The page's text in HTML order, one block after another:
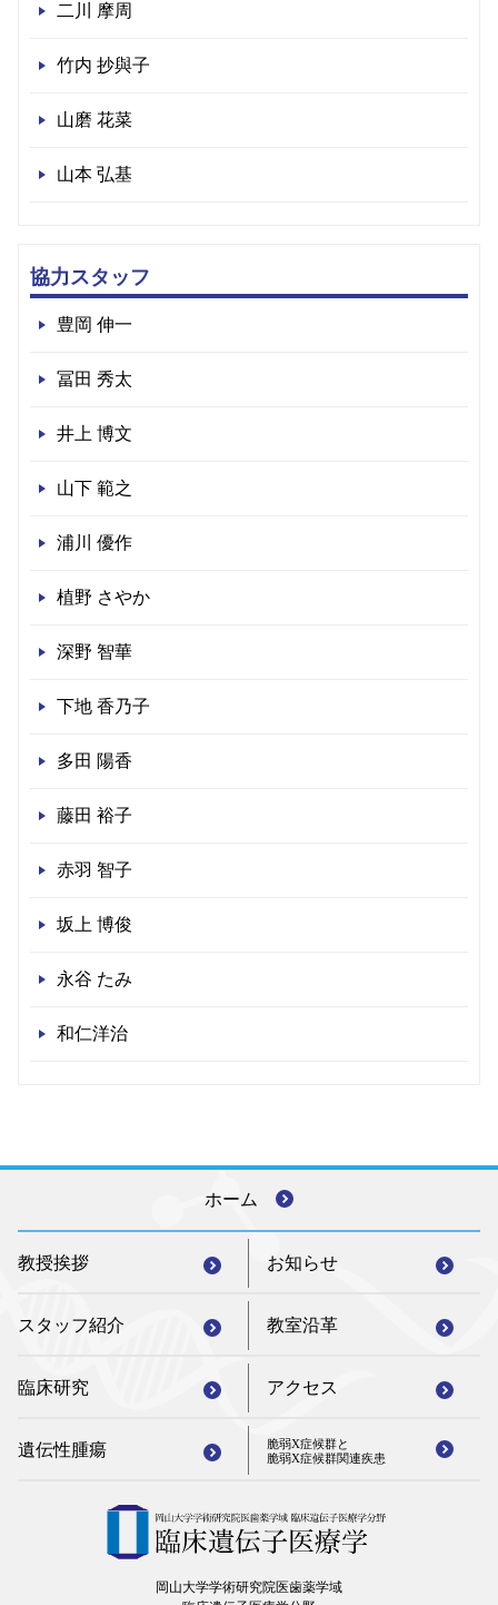
二川 摩周
竹内 抄與子
山磨 花菜
山本 弘基
協力スタッフ
豊岡 伸一
冨田 秀太
井上 博文
山下 範之
浦川 優作
植野 さやか
深野 智華
下地 香乃子
多田 陽香
藤田 裕子
赤羽 智子
坂上 博俊
永谷 たみ
和仁洋治
岡山大学学術研究院医歯薬学域
ホーム
教授挨拶 お知らせ
スタッフ紹介 教室沿革
臨床研究 アクセス
遺伝性腫瘍
脆弱X症候群と
脆弱X症候群関連疾患